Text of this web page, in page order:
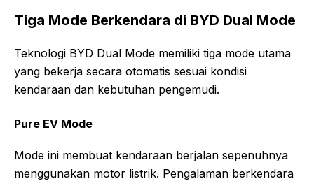
Tiga Mode Berkendara di BYD Dual Mode
Teknologi BYD Dual Mode memiliki tiga mode utama
yang bekerja secara otomatis sesuai kondisi
kendaraan dan kebutuhan pengemudi.
Pure EV Mode
Mode ini membuat kendaraan berjalan sepenuhnya
menggunakan motor listrik. Pengalaman berkendara